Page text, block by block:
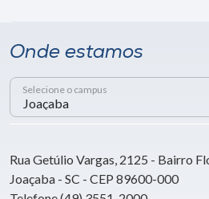
Onde estamos
Selecione o campus
Rua Getúlio Vargas, 2125 - Bairro
Joaçaba - SC - CEP 89600-000